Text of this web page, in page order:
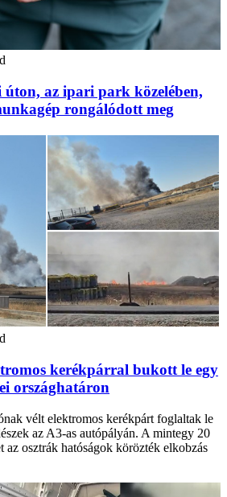
az ipari park közelében,
rongálódott meg
kerékpárral bukott le egy
országhatáron
vélt elektromos kerékpárt foglaltak le
az A3-as autópályán. A mintegy 20
az osztrák hatóságok körözték elkobzás